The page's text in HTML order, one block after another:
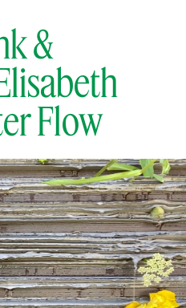
&
Flow